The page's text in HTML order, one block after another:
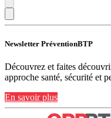
Newsletter PréventionBTP
Découvrez et faites
approche santé, sécurité et
En savoir plus